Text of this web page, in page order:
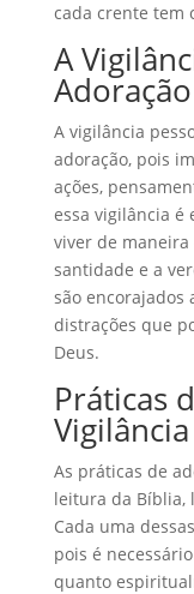
cada crente tem
A
Adoração
A vigilância
adoração, pois
ações,
essa vigilância é
viver de maneira
santidade e a
são encorajados
distrações que
Deus.
Práticas
Vigilância
As práticas de
leitura da Bíblia,
Cada uma
pois é
quanto